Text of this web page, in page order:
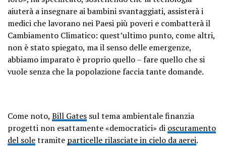
aiuterà a insegnare ai bambini svantaggiati, assisterà i
medici che lavorano nei Paesi più poveri e combatterà il
Cambiamento Climatico: quest’ultimo punto, come altri,
non è stato spiegato, ma il senso delle emergenze,
abbiamo imparato è proprio quello – fare quello che si
vuole senza che la popolazione faccia tante domande.
Come noto, Bill Gates sul tema ambientale finanzia
progetti non esattamente «democratici» di oscuramento
del soletramite particelle rilasciate in cielo da aerei.